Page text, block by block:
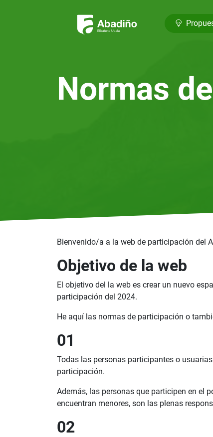
Normas
Bienvenido/a a la web de participación del
Objetivo de la web
El objetivo del la web es crear un nuevo
participación del 2024.
He aquí las normas de participación o
01
Todas las personas participantes o
participación.
Además, las personas que participen en el
encuentran menores, son las plenas
02